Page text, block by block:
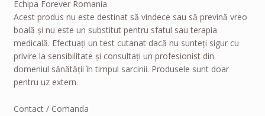
Echipa Forever Romania
Acest produs nu este destinat să vindece sau să prevină vreo
boală și nu este un substitut pentru sfatul sau terapia
medicală. Efectuați un test cutanat dacă nu sunteți sigur cu
privire la sensibilitate și consultați un profesionist din
domeniul sănătății în timpul sarcinii. Produsele sunt doar
pentru uz extern.
Contact / Comanda